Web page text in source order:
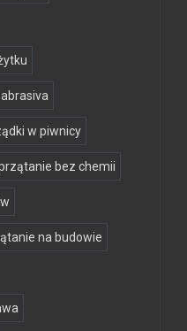
w piwnicy
bez chemii
na budowie